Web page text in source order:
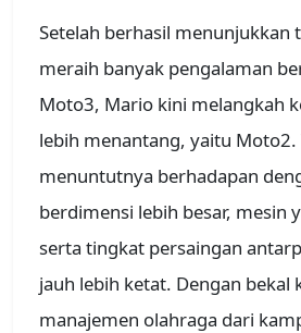
Setelah berhasil menunjukkan
meraih banyak pengalaman
Moto3, Mario kini melangkah
lebih menantang, yaitu Moto2.
menuntutnya berhadapan
berdimensi lebih besar, mesin
serta tingkat persaingan
jauh lebih ketat. Dengan bekal
manajemen olahraga dari